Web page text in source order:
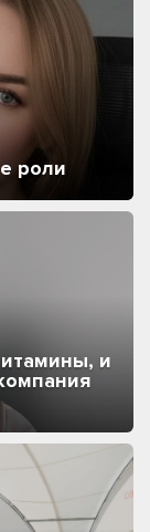
роли
и